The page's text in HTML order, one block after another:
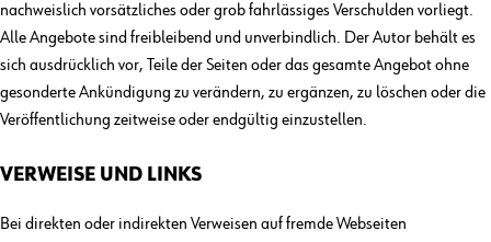
nachweislich vorsätzliches oder grob fahrlässiges Verschulden vorliegt.
Alle Angebote sind freibleibend und unverbindlich. Der Autor behält es
sich ausdrücklich vor, Teile der Seiten oder das gesamte Angebot ohne
gesonderte Ankündigung zu verändern, zu ergänzen, zu löschen oder die
Veröffentlichung zeitweise oder endgültig einzustellen.
VERWEISE UND LINKS
Bei direkten oder indirekten Verweisen auf fremde Webseiten